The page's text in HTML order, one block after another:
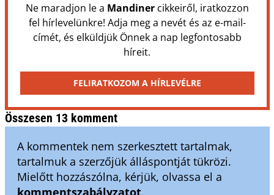
Ne maradjon le a Mandinercikkeiről, iratkozzon
fel hírlevelünkre! Adja meg a nevét és az e-mail-
címét, és elküldjük Önnek a nap legfontosabb
híreit.
FELIRATKOZOM A HÍRLEVÉLRE
Összesen 13 komment
A kommentek nem szerkesztett tartalmak,
tartalmuk a szerzőjük álláspontját tükrözi.
Mielőtt hozzászólna, kérjük, olvassa el a
kommentszabályzatot.